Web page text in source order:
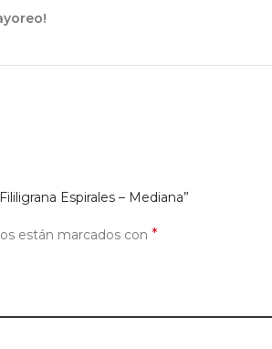
Espirales – Mediana”
están marcados con *